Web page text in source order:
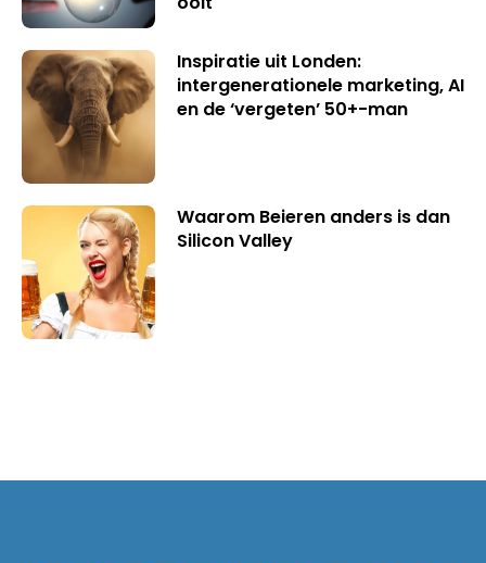
Inspiratie uit Londen:
intergenerationele marketing, AI
en de ‘vergeten’ 50+-man
Waarom Beieren anders is dan
Silicon Valley